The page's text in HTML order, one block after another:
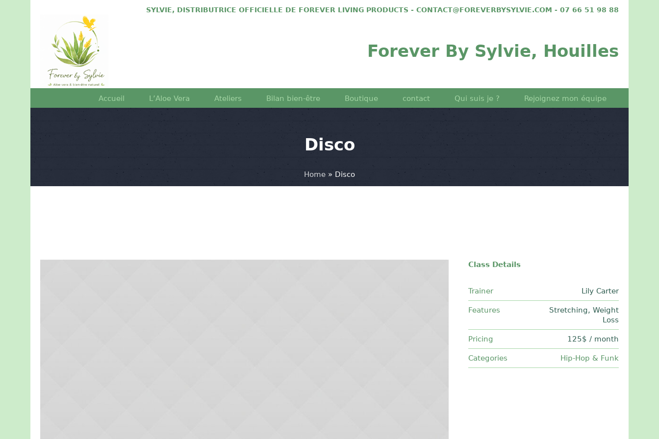
SYLVIE, DISTRIBUTRICE OFFICIELLE DE FOREVER LIVING PRODUCTS - CONTACT@FOREVERBYSYLVIE.COM - 07 66 51 98 88
Forever By Sylvie, Houilles
Accueil L’Aloe Vera Ateliers Bilan bien-être Boutique contact Qui suis je ? Rejoignez mon équipe
Disco
Home » Disco
Class Details
Trainer Lily Carter
Features
Stretching, Weight
Loss
Pricing 125$ / month
Categories Hip-Hop & Funk